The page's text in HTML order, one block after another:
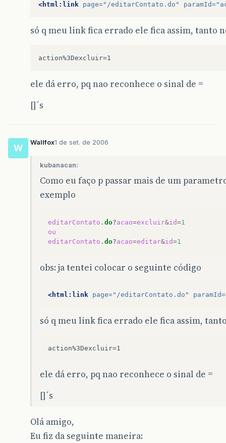
<html:link page="/editarContato.do" paramId=
só q meu link fica errado ele fica assim, tanto
ele dá erro, pq nao reconhece o sinal de =
[]´s
W
Wallfox1 de set. de 2006
kubanacan:
Como eu faço p passar mais de um
exemplo
editarContato . do?acao=excluir&id=1
ou
editarContato . do?acao=editar&id=1
obs: ja tentei colocar o seguinte código
<html:link page="/editarContato.do" paramId=
só q meu link fica errado ele fica assim,
ele dá erro, pq nao reconhece o sinal de =
[]´s
Olá amigo,
Eu fiz da seguinte maneira: